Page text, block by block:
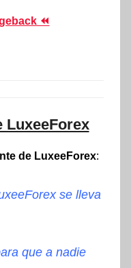
⏪
LuxeeForex
de LuxeeForex:
se lleva
que a nadie